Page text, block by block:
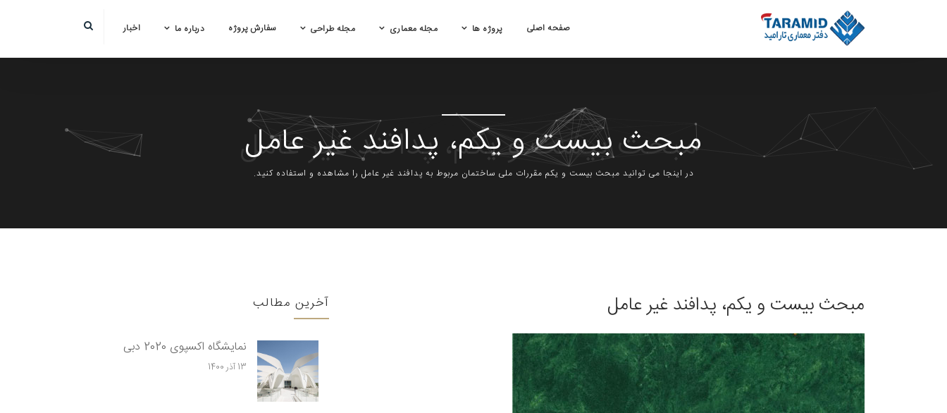
صفحه اصلی پروژه ها مجله معماری مجله طراحی سفارش پروژه درباره ما اخبار
مبحث بیست و یکم، پدافند غیر عامل
در اینجا می توانید مبحث بیست و یکم مقررات ملی ساختمان مربوط به پدافند غیر عامل را مشاهده و استفاده کنید.
مبحث بیست و یکم، پدافند غیر عامل آخرین مطالب
نمایشگاه اکسپوی 2020 دبی
13 آذر 1400